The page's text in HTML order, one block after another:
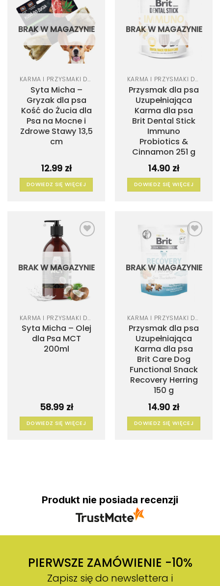
Dodaj
do
listy
życzeń
BRAK W MAGAZYNIE
KARMA I PRZYSMAKI DLA PSA
Syta Micha –
Gryzak dla psa
Kość do Żucia dla
Psa na Mocne i
Zdrowe Stawy 13,5
cm
12.99 zł
DOWIEDZ SIĘ WIĘCEJ
życzeń
BRAK W MAGAZYNIE
KARMA I PRZYSMAKI DLA PSA
Przysmak dla psa
Uzupełniająca
Karma dla psa
Brit Dental Stick
Immuno
Probiotics &
Cinnamon 251 g
14.90 zł
DOWIEDZ SIĘ WIĘCEJ
życzeń
BRAK W MAGAZYNIE
KARMA I PRZYSMAKI DLA PSA
Syta Micha – Olej
dla Psa MCT
200ml
58.99 zł
DOWIEDZ SIĘ WIĘCEJ
Dodaj
życzeń
BRAK W MAGAZYNIE
KARMA I PRZYSMAKI DLA PSA
Przysmak dla psa
Uzupełniająca
Karma dla psa
Brit Care Dog
Functional Snack
Recovery Herring
150 g
14.90 zł
DOWIEDZ SIĘ WIĘCEJ
Produkt nie posiada recenzji
PIERWSZE ZAMÓWIENIE -10%
Zapisz się do newslettera i